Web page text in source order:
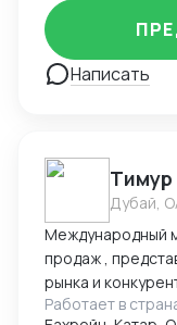
Написать
Дубай,
Международный
продаж ,
рынка и
группе товаров,
Работает в